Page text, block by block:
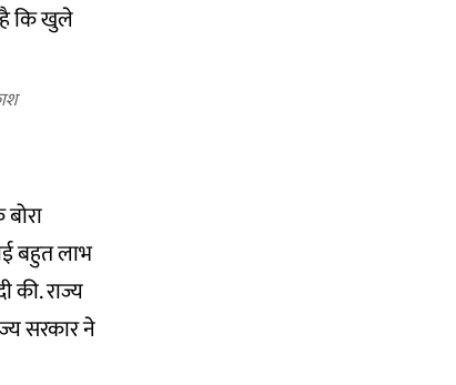
बहुत लाभ
की. राज्य
सरकार ने